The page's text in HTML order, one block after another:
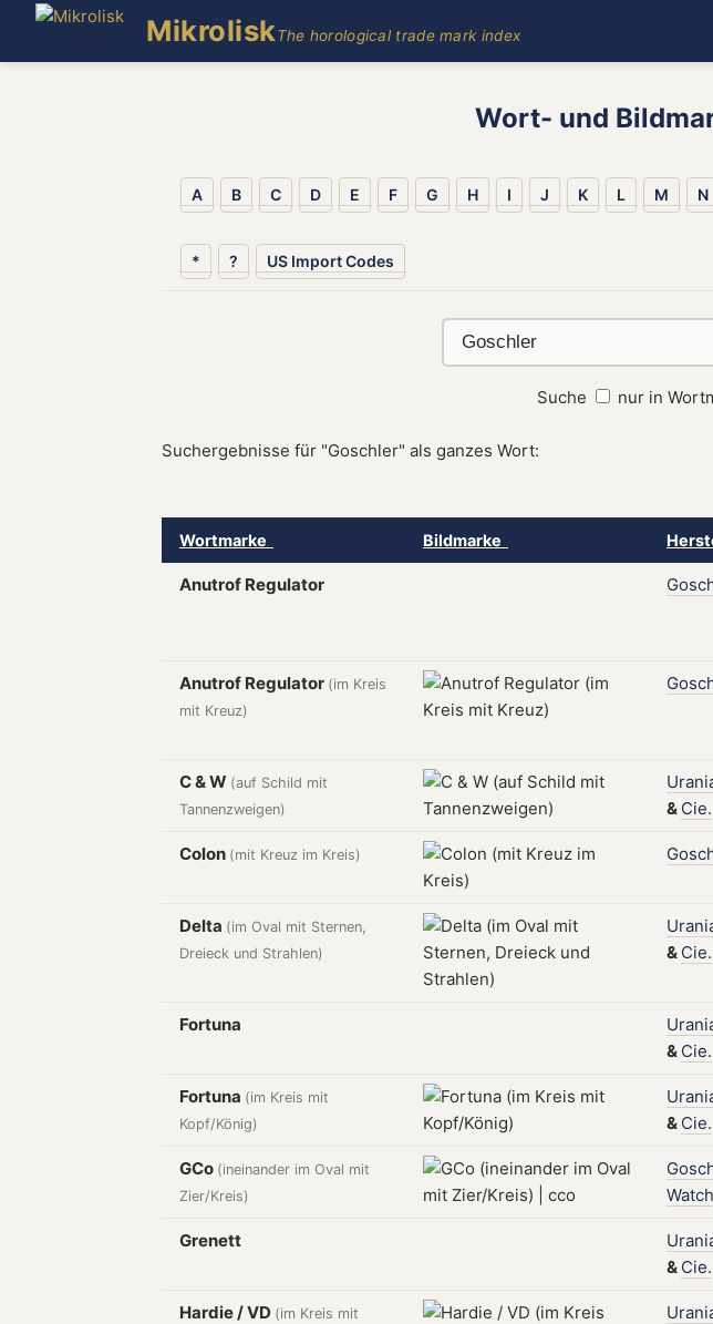
MikroliskThe horological trade mark index
Wort- und
A B C D E F G H I J K L M N
* ? US Import Codes
Suche nur in
Suchergebnisse für "Goschler" als ganzes Wort:
Wortmarke Bildmarke
Anutrof Regulator
Anutrof Regulator (im Kreis
mit Kreuz)
C & W (auf Schild mit
Tannenzweigen)
& Cie.
Colon (mit Kreuz im Kreis)
Delta (im Oval mit Sternen,
Dreieck und Strahlen)
& Cie.
Fortuna
& Cie.
Fortuna (im Kreis mit
Kopf/König)
& Cie.
GCo (ineinander im Oval mit
Zier/Kreis)
Watch
Grenett
& Cie.
Hardie / VD (im Kreis mit